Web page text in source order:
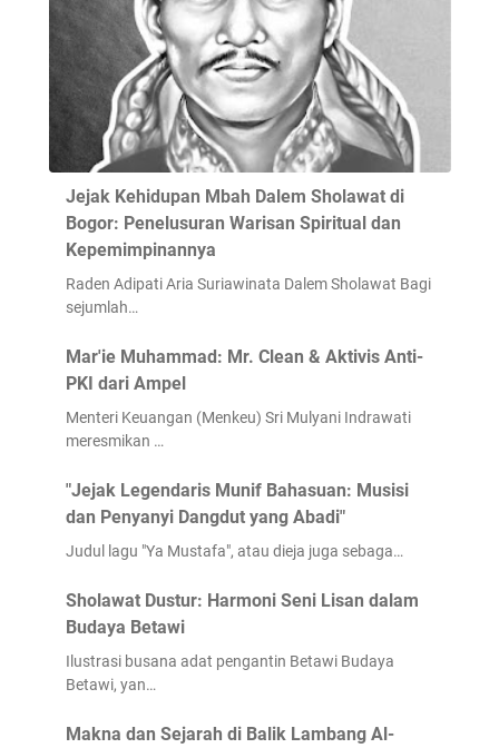
Jejak Kehidupan Mbah Dalem Sholawat di
Bogor: Penelusuran Warisan Spiritual dan
Kepemimpinannya
Raden Adipati Aria Suriawinata Dalem Sholawat Bagi
sejumlah…
Mar'ie Muhammad: Mr. Clean & Aktivis Anti-
PKI dari Ampel
Menteri Keuangan (Menkeu) Sri Mulyani Indrawati
meresmikan …
"Jejak Legendaris Munif Bahasuan: Musisi
dan Penyanyi Dangdut yang Abadi"
Judul lagu "Ya Mustafa", atau dieja juga sebaga…
Sholawat Dustur: Harmoni Seni Lisan dalam
Budaya Betawi
Ilustrasi busana adat pengantin Betawi Budaya
Betawi, yan…
Makna dan Sejarah di Balik Lambang Al-